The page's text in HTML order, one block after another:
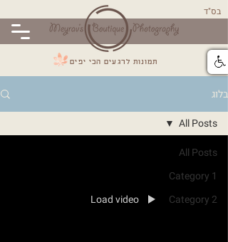
תמונות לרגעים הכי יפים
בס"ד
בלוג
All Posts
Category 1
Category 2
All Posts
Load video